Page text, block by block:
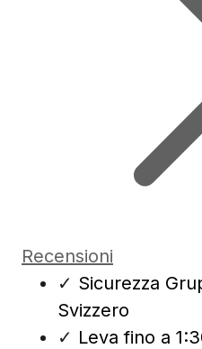
Recensioni
✓ Sicurezza
Svizzero
✓ Leva fino a